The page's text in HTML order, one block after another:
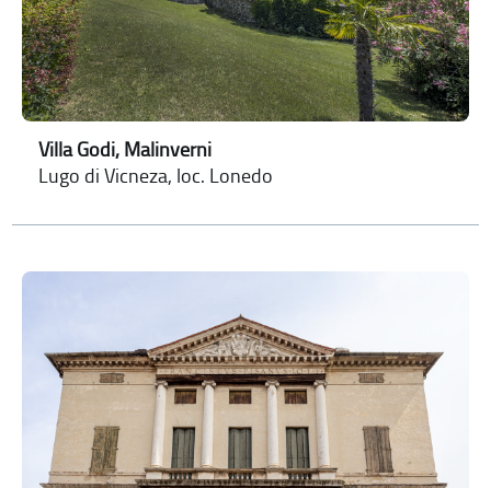
Villa Godi, Malinverni
Lugo di Vicneza, loc. Lonedo